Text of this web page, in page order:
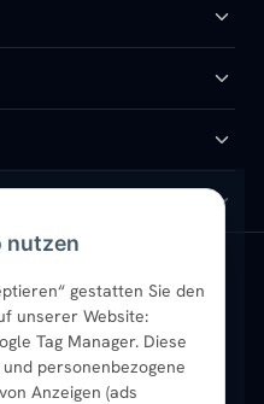
nutzen
gestatten Sie den
unserer Website:
Tag Manager. Diese
personenbezogene
Anzeigen (ads
Vertikal-Heizkörper
Badheizkörper Schwarz